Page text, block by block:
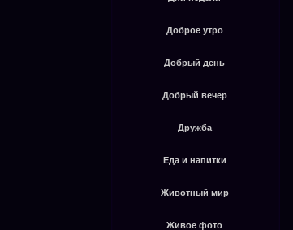
Доброе утро
Добрый день
Добрый вечер
Дружба
Еда и напитки
Животный мир
Живое фото